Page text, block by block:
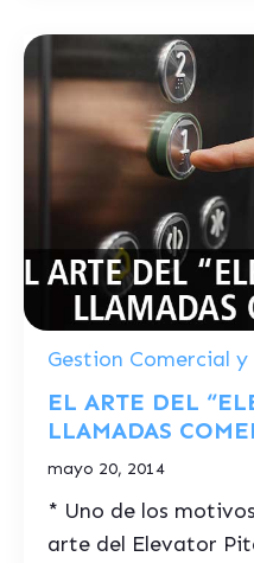
Gestion Comercial
EL ARTE DEL
LLAMADAS
mayo 20, 2014
* Uno de los
arte del Elevator